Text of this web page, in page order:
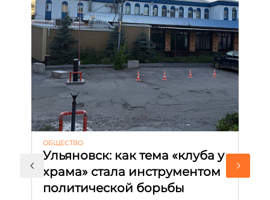
ОБЩЕСТВО
Ульяновск: как тема «клуба у
храма» стала инструментом
политической борьбы